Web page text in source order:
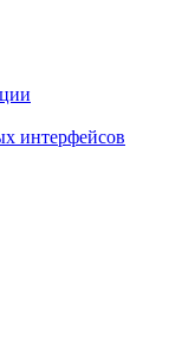
интерфейсов